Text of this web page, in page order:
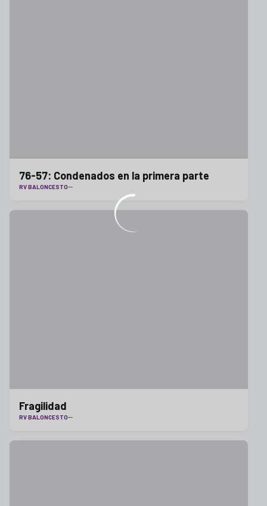
76-57: Condenados en la primera parte
RV BALONCESTO
Fragilidad
RV BALONCESTO